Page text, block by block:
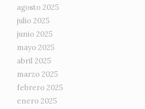
agosto 2025
julio 2025
junio 2025
mayo 2025
abril 2025
marzo 2025
febrero 2025
enero 2025